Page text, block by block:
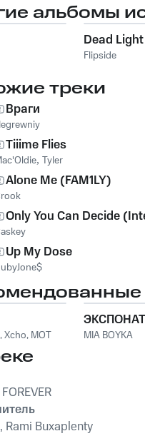
альбомы
Dead Light
Flipside
треки
Враги
Tiiime Flies
, Tyler
Alone Me (FAM1LY)
Only You Can Decide
Up My Dose
,Xcho, MOT
ЭКСПОНАТ
MIA BOYKA
Rami Buxaplenty